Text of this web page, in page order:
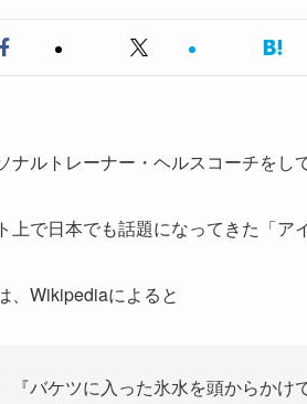
ナルトレーナー・ヘルスコーチをし
上で日本でも話題になってきた「ア
、Wikipediaによると
『バケツに入った氷水を頭からか